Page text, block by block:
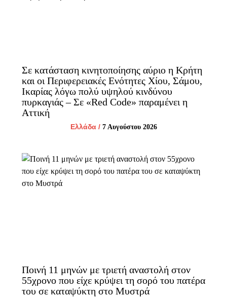
Σε κατάσταση κινητοποίησης αύριο η Κρήτη
και οι Περιφερειακές Ενότητες Χίου, Σάμου,
Ικαρίας λόγω πολύ υψηλού κινδύνου
πυρκαγιάς – Σε «Red Code» παραμένει η
Αττική
Ελλάδα/ 7 Αυγούστου 2026
Ποινή 11 μηνών με τριετή αναστολή στον
55χρονο που είχε κρύψει τη σορό του πατέρα
του σε καταψύκτη στο Μυστρά